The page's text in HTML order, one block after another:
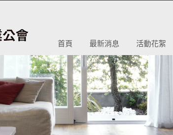
首頁 最新消息 活動花絮